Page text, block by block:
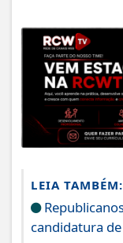
LEIA TAMBÉM:
candidatura